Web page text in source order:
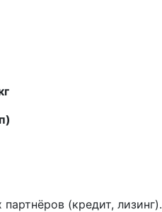
(кредит, лизинг).